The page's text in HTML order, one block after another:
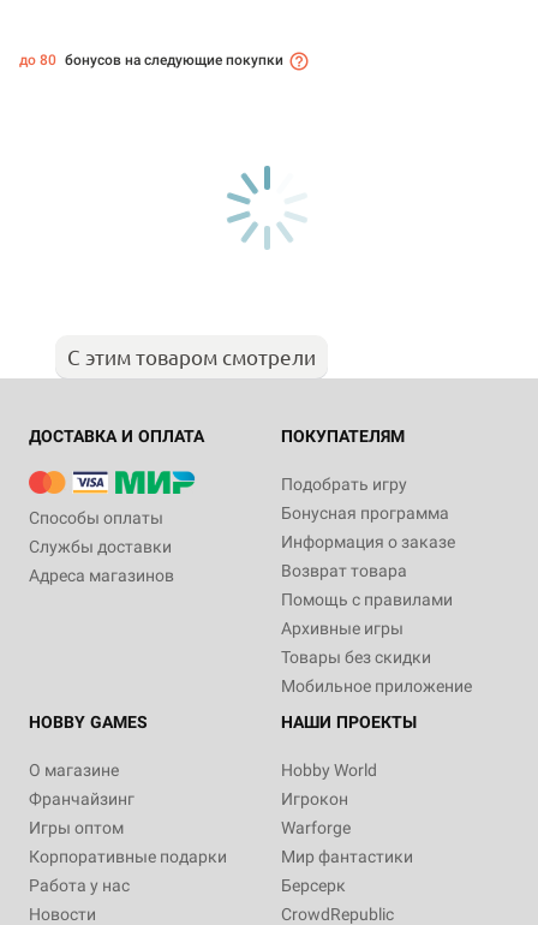
до 80 бонусов на следующие покупки
С этим товаром смотрели
ДОСТАВКА И ОПЛАТА
Способы оплаты
Службы доставки
Адреса магазинов
ПОКУПАТЕЛЯМ
Подобрать игру
Бонусная программа
Информация о заказе
Возврат товара
Помощь с правилами
Архивные игры
Товары без скидки
Мобильное приложение
HOBBY GAMES
О магазине
Франчайзинг
Игры оптом
Корпоративные подарки
Работа у нас
Новости
НАШИ ПРОЕКТЫ
Hobby World
Игрокон
Warforge
Мир фантастики
Берсерк
CrowdRepublic